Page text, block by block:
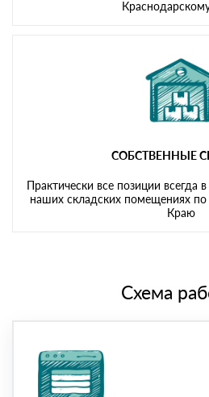
СОБСТВЕННЫЕ
Практически все позиции всегда
наших складских помещениях
Краю
Схема